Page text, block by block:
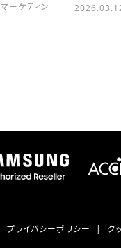
マーケティン
プライバシーポリシー ク